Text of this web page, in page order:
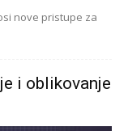
nove pristupe za
i oblikovanje